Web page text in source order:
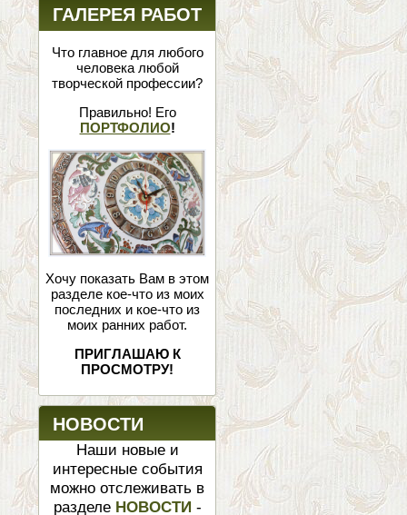
ГАЛЕРЕЯ РАБОТ
Что главное для любого
человека любой
творческой профессии?
Правильно! Его
ПОРТФОЛИО!
Хочу показать Вам в этом
разделе кое-что из моих
последних и кое-что из
моих ранних работ.
ПРИГЛАШАЮ К
ПРОСМОТРУ!
НОВОСТИ
Наши новые и
интересные события
можно отслеживать в
разделе НОВОСТИ -